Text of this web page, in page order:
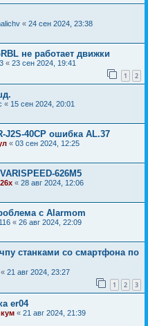
« 24 сен 2024, 23:38
не работает движки
« 23 сен 2024, 19:41
1 2
« 15 сен 2024, 20:01
40CP ошибка AL.37
« 03 сен 2024, 12:25
626M5
« 28 авг 2024, 12:06
с Alarmom
« 26 авг 2024, 22:09
станками со смартфона по
« 21 авг 2024, 23:27
1 2 3
er04
« 21 авг 2024, 21:39